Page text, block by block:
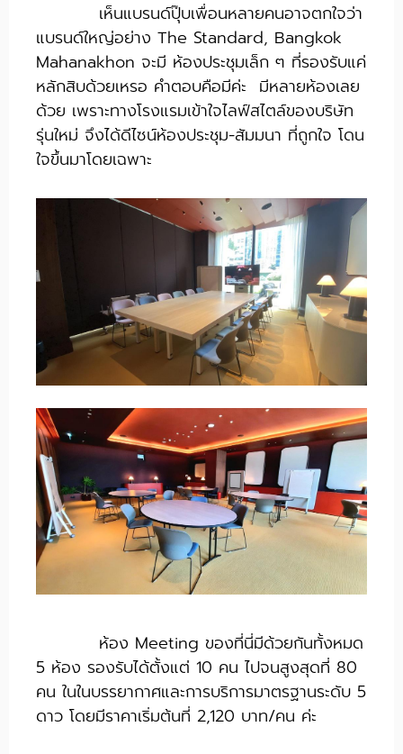
เห็นแบรนด์ปุ๊บเพื่อนหลายคนอาจตกใจว่า
แบรนด์ใหญ่อย่าง The Standard, Bangkok
Mahanakhon จะมี ห้องประชุมเล็ก ๆ ที่รองรับแค่
หลักสิบด้วยเหรอ คำตอบคือมีค่ะ มีหลายห้องเลย
ด้วย เพราะทางโรงแรมเข้าใจไลฟ์สไตล์ของบริษัท
รุ่นใหม่ จึงได้ดีไซน์ห้องประชุม-สัมมนา ที่ถูกใจ โดน
ใจขึ้นมาโดยเฉพาะ
ห้อง Meeting ของที่นี่มีด้วยกันทั้งหมด
5 ห้อง รองรับได้ตั้งแต่ 10 คน ไปจนสูงสุดที่ 80
คน ในในบรรยากาศและการบริการมาตรฐานระดับ 5
ดาว โดยมีราคาเริ่มต้นที่ 2,120 บาท/คน ค่ะ